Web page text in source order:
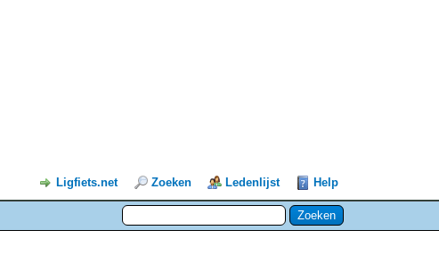
Ligfiets.net Zoeken Ledenlijst Help